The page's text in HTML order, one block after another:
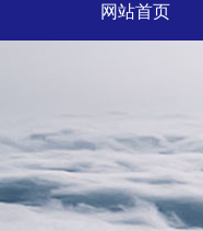
网站首页